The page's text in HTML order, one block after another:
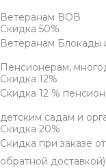
Ветеранам ВОВ
Скидка 50%
Ветеранам Блокады
Пенсионерам,
Скидка 12%
Скидка 12 %
детским садам и
Скидка 20%
Скидка при заказе
обратной доставкой)